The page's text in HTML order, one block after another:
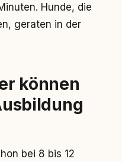
Hunde, die
geraten in der
können
bei 8 bis 12